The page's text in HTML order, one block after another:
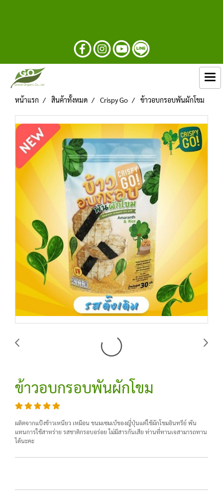
หน้าแรก สินค้าทั้งหมด Crispy Go ข้าวอบกรอบพันผักโขม
ข้าวอบกรอบพันผักโขม
ผลิตจากแป้งข้าวเหนียว เหมือน ขนมเซมเบ้ของญี่ปุ่นแต่ใช้ผักโขมอินทรีย์ พัน
แทนการใช้สาหร่าย รสชาติกรอบอร่อย ไม่มีสารกันเสีย ท่านที่ทานเจสามารถทาน
ได้นะคะ